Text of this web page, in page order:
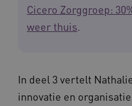
Cicero Zorggroep:
weer thuis.
In deel 3 vertelt
innovatie en